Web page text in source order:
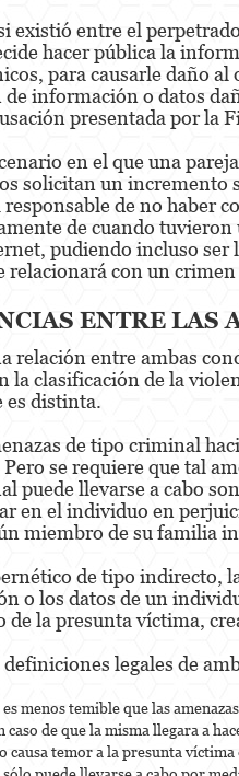
existió entre el
hacer pública la
para causarle daño
información o datos
presentada por la
en el que una
solicitan un incremento
de no haber
de cuando
pudiendo incluso ser
relacionará con un
ENTRE LAS
relación entre ambas
la clasificación de la
es distinta.
de tipo criminal
se requiere que tal
puede llevarse a cabo
en el individuo en
miembro de su familia
de tipo indirecto,
o los datos de un
de la presunta víctima,
legales de
menos temible que las
caso de que la misma llegara a
causa temor a la presunta